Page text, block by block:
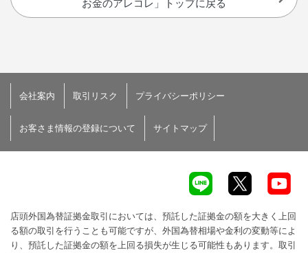
お金のアレコレ」トップに戻る
会社案内 取引リスク プライバシーポリシー
お客さま情報の登録について サイトマップ
店頭外国為替証拠金取引においては、預託した証拠金の額を大きく上回
る額の取引を行うことも可能ですが、外国為替相場や金利の変動等によ
り、預託した証拠金の額を上回る損失が生じる可能性もあります。取引